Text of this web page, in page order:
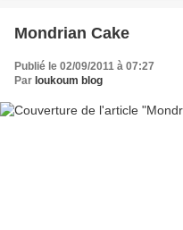
Mondrian Cake
Publié le 02/09/2011 à 07:27
Par loukoum blog